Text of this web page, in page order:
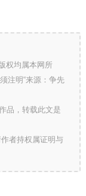
权均属本网所
注明“来源：争先
品，转载此文是
者持权属证明与